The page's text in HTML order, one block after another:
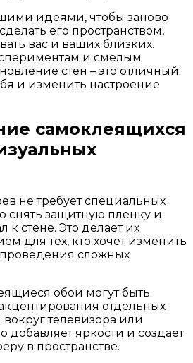
идеями, чтобы заново
его пространством,
вас и ваших близких.
и смелым
стен – это отличный
и изменить настроение
самоклеящихся
не требует специальных
снять защитную пленку и
к стене. Это делает их
для тех, кто хочет изменить
сложных
обои могут быть
отдельных
телевизора или
добавляет яркости и создает
в пространстве.